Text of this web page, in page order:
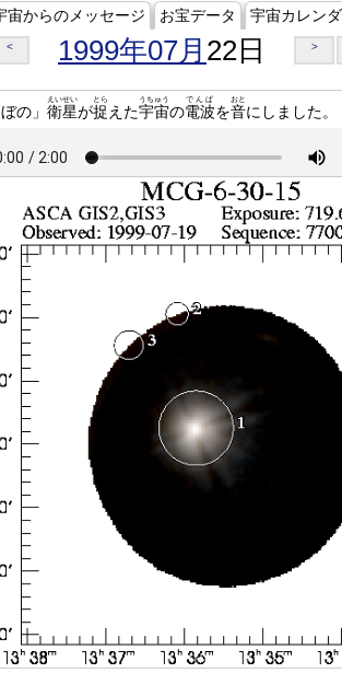
宙からのメッセージ お宝データ 宇宙カレン
< 1999年07月 22日 >
の」 衛星
えいせい
が捉
とら
えた宇宙
うちゅう
の電波
でんぱ
を音
おと
にしました。